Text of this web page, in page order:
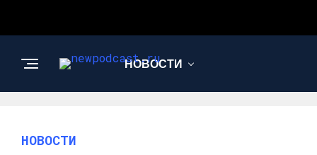
НОВОСТИ
НОВОСТИ